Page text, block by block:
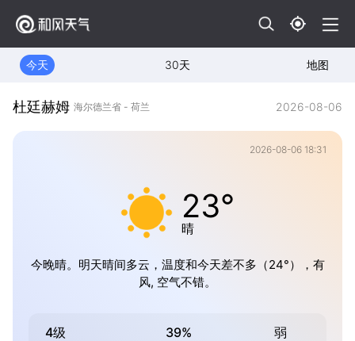
今天 30天 地图
杜廷赫姆 海尔德兰省 - 荷兰 2026-08-06
2026-08-06 18:31
23°
晴
今晚晴。明天晴间多云，温度和今天差不多（24°），有
风, 空气不错。
4级 39% 弱